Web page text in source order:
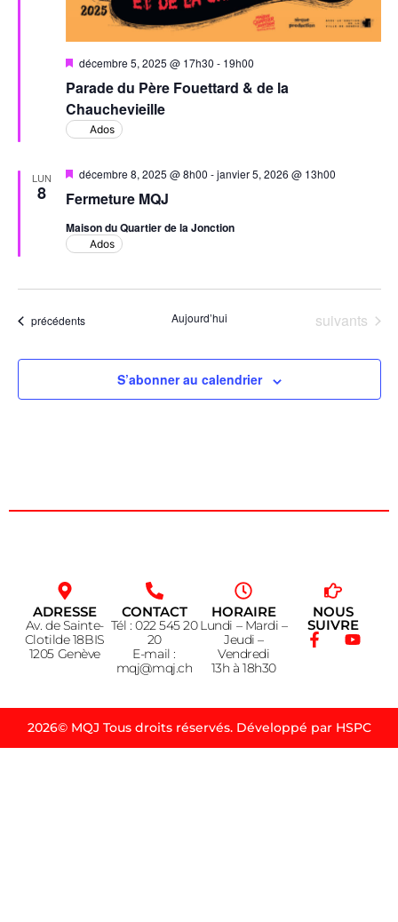
Parade du Père Fouettard & de la
Chauchevieille
Mis
avant
décembre 5, 2025 @ 17h30 - 19h00
Ados
LUN
8 Fermeture MQJ
Mis
avant
décembre 8, 2025 @ 8h00 -janvier 5, 2026 @ 13h00
Maison du Quartier de la Jonction
Ados
Évènements
précédents Aujourd’hui Évènements
suivants
S’abonner au calendrier
ADRESSE
Av. de Sainte-
Clotilde 18BIS
1205 Genève
CONTACT
Tél : 022 545 20
20
E-mail :
mqj@mqj.ch
HORAIRE
Lundi – Mardi –
Jeudi –
Vendredi
13h à 18h30
NOUS
SUIVRE
2026© MQJ Tous droits réservés. Développé par HSPC